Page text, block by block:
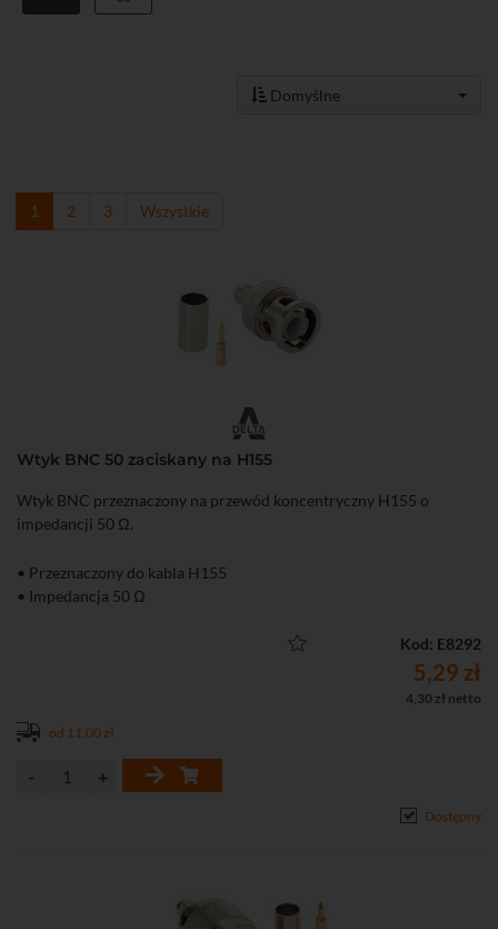
Domyślne
1 2 3 Wszystkie
Wtyk BNC 50 zaciskany na H155
Wtyk BNC przeznaczony na przewód koncentryczny H155 o
impedancji 50 Ω.
• Przeznaczony do kabla H155
• Impedancja 50 Ω
Kod: E8292
5,29 zł
4,30 zł netto
od 11,00 zł
Dostępny